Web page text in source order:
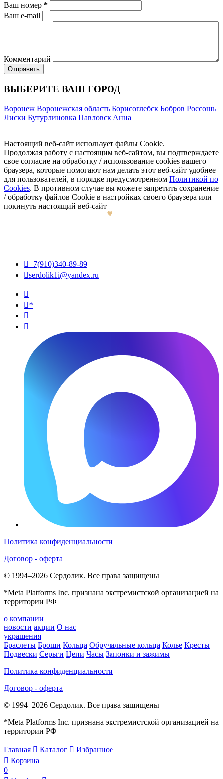
Ваш номер *
Ваш e-mail
Комментарий
ВЫБЕРИТЕ ВАШ ГОРОД
Воронеж Воронежская область Борисоглебск Бобров Россошь
Лиски Бутурлиновка Павловск Анна
Настоящий веб-сайт использует файлы Cookie.
Продолжая работу с настоящим веб-сайтом, вы подтверждаете
свое согласие на обработку / использование cookies вашего
браузера, которые помогают нам делать этот веб-сайт удобнее
для пользователей, в порядке предусмотренном Политикой по
Cookies. В противном случае вы можете запретить сохранение
/ обработку файлов Cookie в настройках своего браузера или
покинуть настоящий веб-сайт
+7(910)340-89-89
serdolik1i@yandex.ru

*


Политика конфиденциальности
Договор - оферта
© 1994–2026 Сердолик. Все права защищены
*Meta Platforms Inc. признана экстремистской организацией на
территории РФ
о компании
новости акции О нас
украшения
Браслеты Броши Кольца Обручальные кольца Колье Кресты
Подвески Серьги Цепи Часы Запонки и зажимы
Политика конфиденциальности
Договор - оферта
© 1994–2026 Сердолик. Все права защищены
*Meta Platforms Inc. признана экстремистской организацией на
территории РФ
Главная  Каталог  Избранное
 Корзина
0